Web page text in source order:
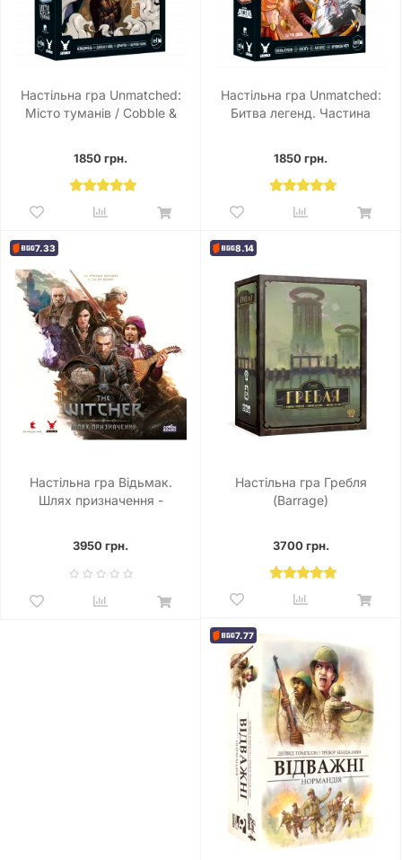
Настільна гра Unmatched:
Місто туманів / Cobble &
1850 грн.
Настільна гра Unmatched:
Битва легенд. Частина
1850 грн.
7.33
Настільна гра Відьмак.
Шлях призначення -
3950 грн.
8.14
Настільна гра Гребля
(Barrage)
3700 грн.
7.77